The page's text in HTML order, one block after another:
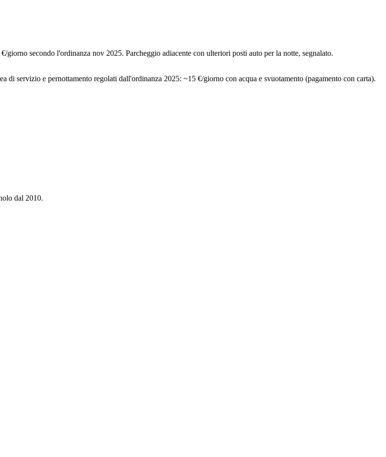
secondo l'ordinanza nov 2025. Parcheggio adiacente con ulteriori posti auto per la notte, segnalato.
di servizio e pernottamento regolati dall'ordinanza 2025: ~15 €/giorno con acqua e svuotamento (pagamento con carta).
dal 2010.